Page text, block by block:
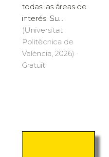
todas las áreas de
interés. Su...
(Universitat
Politècnica de
València, 2026) ·
Gratuït